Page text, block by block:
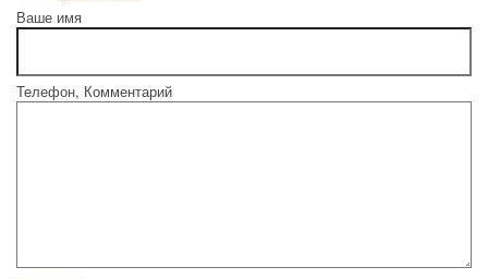
Ваше имя
Телефон, Комментарий